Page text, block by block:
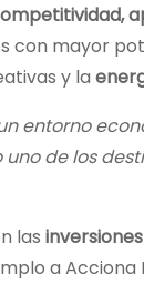
con mayor
y la
entorno
de los
las
a Acciona